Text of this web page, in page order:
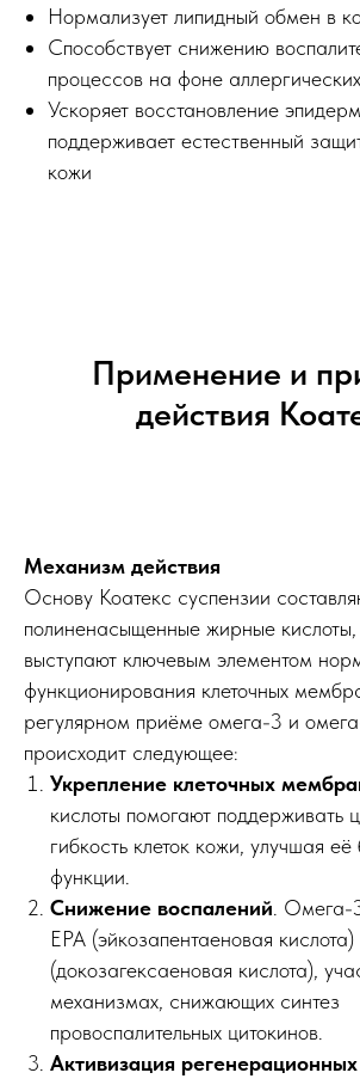
Нормализует липидный обмен в
Способствует снижению
процессов на фоне
Ускоряет восстановление
поддерживает естественный
кожи
Применение и
действия
Механизм действия
Основу Коатекс суспензии
полиненасыщенные жирные кислоты,
выступают ключевым элементом
функционирования клеточных
регулярном приёме омега-3 и
происходит следующее:
Укрепление клеточных
кислоты помогают поддерживать
гибкость клеток кожи, улучшая
функции.
Снижение воспалений. Омега-
EPA (эйкозапентаеновая
(докозагексаеновая кислота),
механизмах, снижающих синтез
провоспалительных цитокинов.
Активизация